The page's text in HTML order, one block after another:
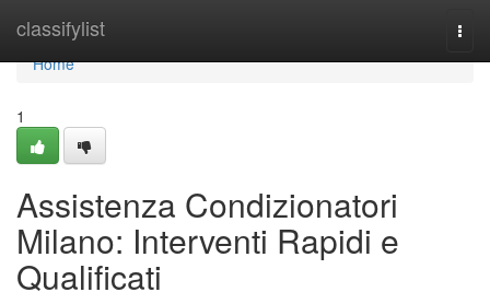
classifylist
Home
Home
1
Assistenza Condizionatori
Milano: Interventi Rapidi e
Qualificati